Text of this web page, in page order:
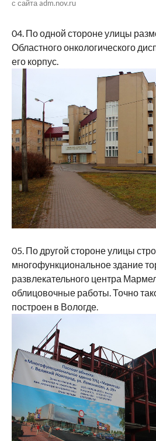
с сайта adm.nov.ru
04. По одной стороне улицы
Областного онкологического
его корпус.
05. По другой стороне улицы
многофункциональное здание
развлекательного центра
облицовочные работы. Точно
построен в Вологде.